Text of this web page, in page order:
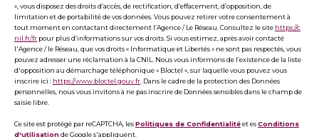
», vous disposez des droits d’accès, de rectification, d’effacement, d’opposition, de
limitation et de portabilité de vos données. Vous pouvez retirer votre consentement à
tout moment en contactant directement l’Agence / Le Réseau. Consultez le site https://c
nil.fr/fr pour plus d’informations sur vos droits. Si vous estimez, après avoir contacté
l'Agence / le Réseau, que vos droits « Informatique et Libertés » ne sont pas respectés, vous
pouvez adresser une réclamation à la CNIL. Nous vous informons de l’existence de la liste
d'opposition au démarchage téléphonique « Bloctel », sur laquelle vous pouvez vous
inscrire ici : https://www.bloctel.gouv.fr . Dans le cadre de la protection des Données
personnelles, nous vous invitons à ne pas inscrire de Données sensibles dans le champ de
saisie libre.
Ce site est protégé par reCAPTCHA, lesPolitiques de Confidentialitéet esConditions
d'utilisationde Google s'appliquent.